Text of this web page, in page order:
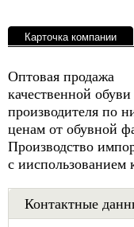
Карточка компании
Оптовая продажа
качественной
производителя по
ценам от обувной
Производство
с
Контактные